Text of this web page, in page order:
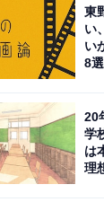
東
い
い
8選
20
学
は
理